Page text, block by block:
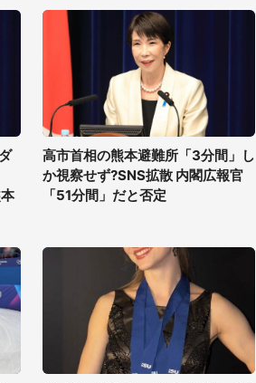
高市首相の熊本避難所「3分間」し
か視察せず?SNS拡散 内閣広報官
「51分間」だと否定